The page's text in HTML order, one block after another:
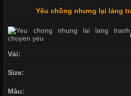
Yêu chồng nhưng lại lảng
Vải:
Size:
Màu: